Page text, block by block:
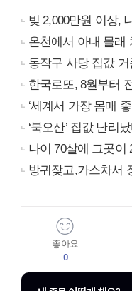
빚 2,000만원 이상,
온천에서 아내 몰래
동작구 사당 집값
한국로또, 8월부터
‘세계서 가장 몸매
‘북오산’ 집값 난리
나이 70살에 그곳이
방귀잦고,가스차서
좋아요
0